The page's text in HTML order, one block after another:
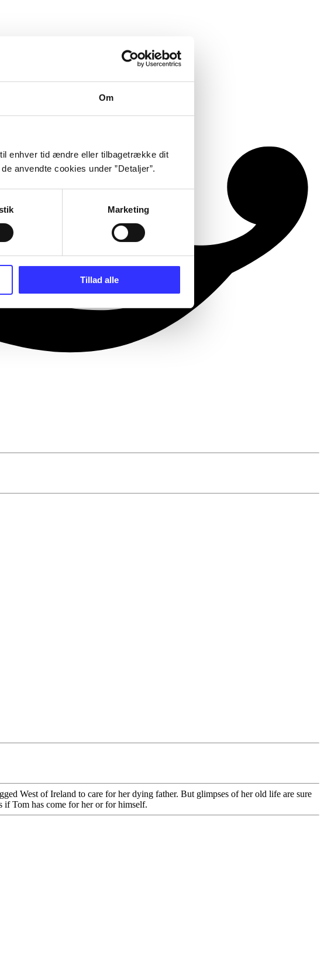
Om
enhver tid ændre eller tilbagetrække dit
anvendte cookies under ”Detaljer”.
Marketing
Tillad alle
West of Ireland to care for her dying father. But glimpses of her old life are sure
if Tom has come for her or for himself.